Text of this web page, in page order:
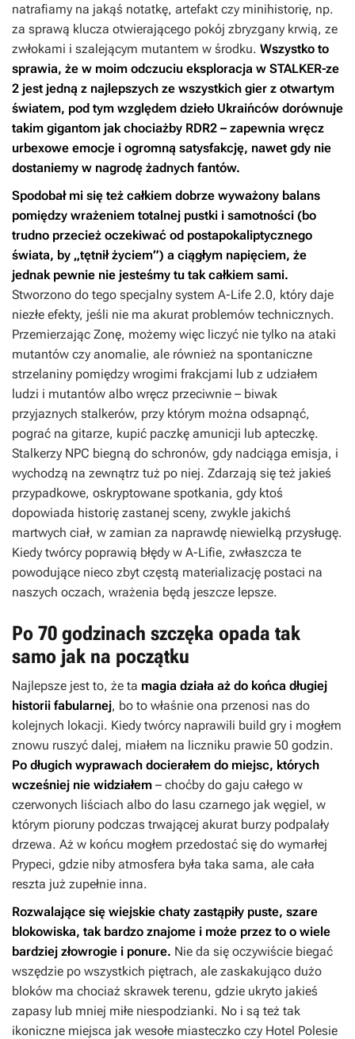
natrafiamy na jakąś notatkę, artefakt czy minihistorię, np.
za sprawą klucza otwierającego pokój zbryzgany krwią, ze
zwłokami i szalejącym mutantem w środku. Wszystko to
sprawia, że w moim odczuciu eksploracja w STALKER-ze
2 jest jedną z najlepszych ze wszystkich gier z otwartym
światem, pod tym względem dzieło Ukraińców dorównuje
takim gigantom jak chociażby RDR2 – zapewnia wręcz
urbexowe emocje i ogromną satysfakcję, nawet gdy nie
dostaniemy w nagrodę żadnych fantów.
Spodobał mi się też całkiem dobrze wyważony balans
pomiędzy wrażeniem totalnej pustki i samotności (bo
trudno przecież oczekiwać od postapokaliptycznego
świata, by „tętnił życiem”) a ciągłym napięciem, że
jednak pewnie nie jesteśmy tu tak całkiem sami.
Stworzono do tego specjalny system A-Life 2.0, który daje
niezłe efekty, jeśli nie ma akurat problemów technicznych.
Przemierzając Zonę, możemy więc liczyć nie tylko na ataki
mutantów czy anomalie, ale również na spontaniczne
strzelaniny pomiędzy wrogimi frakcjami lub z udziałem
ludzi i mutantów albo wręcz przeciwnie – biwak
przyjaznych stalkerów, przy którym można odsapnąć,
pograć na gitarze, kupić paczkę amunicji lub apteczkę.
Stalkerzy NPC biegną do schronów, gdy nadciąga emisja, i
wychodzą na zewnątrz tuż po niej. Zdarzają się też jakieś
przypadkowe, oskryptowane spotkania, gdy ktoś
dopowiada historię zastanej sceny, zwykle jakichś
martwych ciał, w zamian za naprawdę niewielką przysługę.
Kiedy twórcy poprawią błędy w A-Lifie, zwłaszcza te
powodujące nieco zbyt częstą materializację postaci na
naszych oczach, wrażenia będą jeszcze lepsze.
Po 70 godzinach szczęka opada tak
samo jak na początku
Najlepsze jest to, że ta magia działa aż do końca długiej
historii fabularnej, bo to właśnie ona przenosi nas do
kolejnych lokacji. Kiedy twórcy naprawili build gry i mogłem
znowu ruszyć dalej, miałem na liczniku prawie 50 godzin.
Po długich wyprawach docierałem do miejsc, których
wcześniej nie widziałem – choćby do gaju całego w
czerwonych liściach albo do lasu czarnego jak węgiel, w
którym pioruny podczas trwającej akurat burzy podpalały
drzewa. Aż w końcu mogłem przedostać się do wymarłej
Prypeci, gdzie niby atmosfera była taka sama, ale cała
reszta już zupełnie inna.
Rozwalające się wiejskie chaty zastąpiły puste, szare
blokowiska, tak bardzo znajome i może przez to o wiele
bardziej złowrogie i ponure. Nie da się oczywiście biegać
wszędzie po wszystkich piętrach, ale zaskakująco dużo
bloków ma chociaż skrawek terenu, gdzie ukryto jakieś
zapasy lub mniej miłe niespodzianki. No i są też tak
ikoniczne miejsca jak wesołe miasteczko czy Hotel Polesie